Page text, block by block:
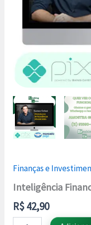
Finanças e
Inteligência
R$42,90